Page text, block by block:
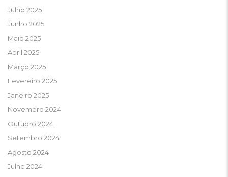
Julho 2025
Junho 2025
Maio 2025
Abril 2025
Março 2025
Fevereiro 2025
Janeiro 2025
Novembro 2024
Outubro 2024
Setembro 2024
Agosto 2024
Julho 2024